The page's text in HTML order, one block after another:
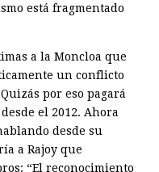
está fragmentado
a la Moncloa que
un conflicto
por eso pagará
el 2012. Ahora
desde su
a Rajoy que
“El reconocimiento